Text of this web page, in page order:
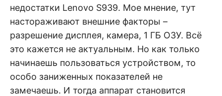
недостатки Lenovo S939. Мое мнение, тут
настораживают внешние факторы –
разрешение дисплея, камера, 1 ГБ ОЗУ. Всё
это кажется не актуальным. Но как только
начинаешь пользоваться устройством, то
особо заниженных показателей не
замечаешь. И тогда аппарат становится